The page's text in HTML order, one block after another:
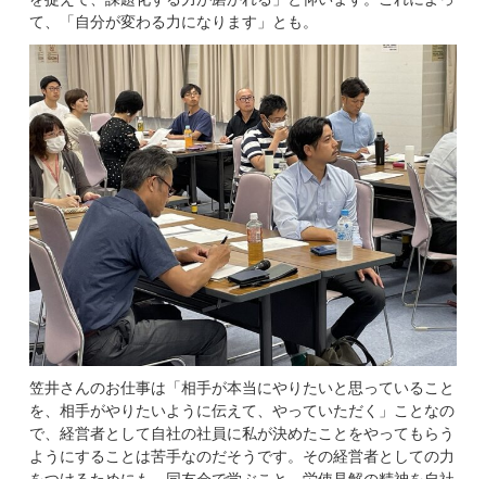
て、「自分が変わる力になります」とも。
笠井さんのお仕事は「相手が本当にやりたいと思っていること
を、相手がやりたいように伝えて、やっていただく」ことなの
で、経営者として自社の社員に私が決めたことをやってもらう
ようにすることは苦手なのだそうです。その経営者としての力